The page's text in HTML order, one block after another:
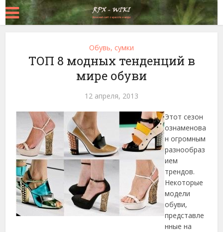
Обувь, сумки
ТОП 8 модных тенденций в
мире обуви
12 апреля, 2013
Этот сезон
ознаменова
н огромным
разнообраз
ием
трендов.
Некоторые
модели
обуви,
представле
нные на